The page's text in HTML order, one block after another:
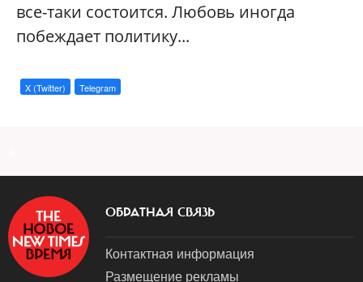
все-таки состоится. Любовь иногда
побеждает политику...
X (Twitter) Telegram
ОБРАТНАЯ СВЯЗЬ
Контактная информация
Размещение рекламы